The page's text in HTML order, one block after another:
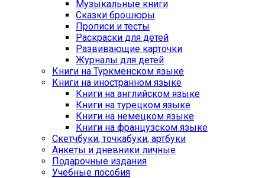
Музыкальные книги
Сказки брошюры
Прописи и тесты
Раскраски для детей
Развивающие карточки
Журналы для детей
Книги на Туркменском языке
Книги на иностранном языке
Книги на английском языке
Книги на турецком языке
Книги на немецком языке
Книги на французском языке
Cкетчбуки, точкабуки, артбуки
Анкеты и дневники личные
Подарочные издания
Учебные пособия